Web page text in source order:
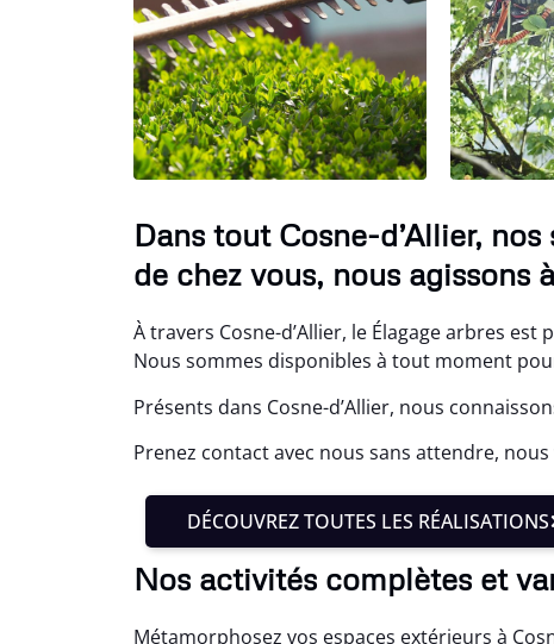
Dans tout Cosne-d’Allier,
de chez vous, nous agissons
À travers Cosne-d’Allier, le Élagage arbres est
Nous sommes disponibles à tout moment
Présents dans Cosne-d’Allier, nous
Prenez contact avec nous sans attendre,
DÉCOUVREZ TOUTES LES RÉALISATIONS
Nos activités complètes et
Métamorphosez vos espaces extérieurs à